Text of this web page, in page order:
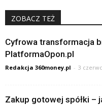
ZOBACZ TEŻ
Cyfrowa transformacja
PlatformaOpon.pl
Redakcja 360money.pl - 3
Zakup gotowej spółki –